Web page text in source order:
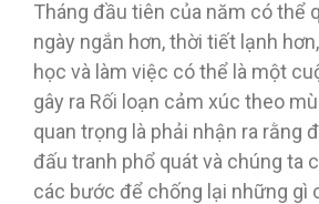
Tháng đầu tiên của năm có thể
ngày ngắn hơn, thời tiết lạnh
học và làm việc có thể là một
gây ra Rối loạn cảm xúc theo
quan trọng là phải nhận ra rằng
đấu tranh phổ quát và chúng ta
các bước để chống lại những gì